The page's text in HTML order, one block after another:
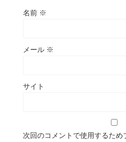
名前 ※
メール ※
サイト
次回のコメントで使用するため